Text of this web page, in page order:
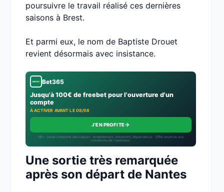
poursuivre le travail réalisé ces dernières
saisons à Brest.
Et parmi eux, le nom de Baptiste Drouet
revient désormais avec insistance.
Bet365
Jusqu'à 100€ de freebet pour l'ouverture d'un
compte
À ACTIVER AVANT LE 08/08
J'EN PROFITE→
18+ · Jouer comporte des risques : endettement, isolement, dépendance · Offre soumise aux
conditions de l’opérateur.
Une sortie très remarquée
après son départ de Nantes